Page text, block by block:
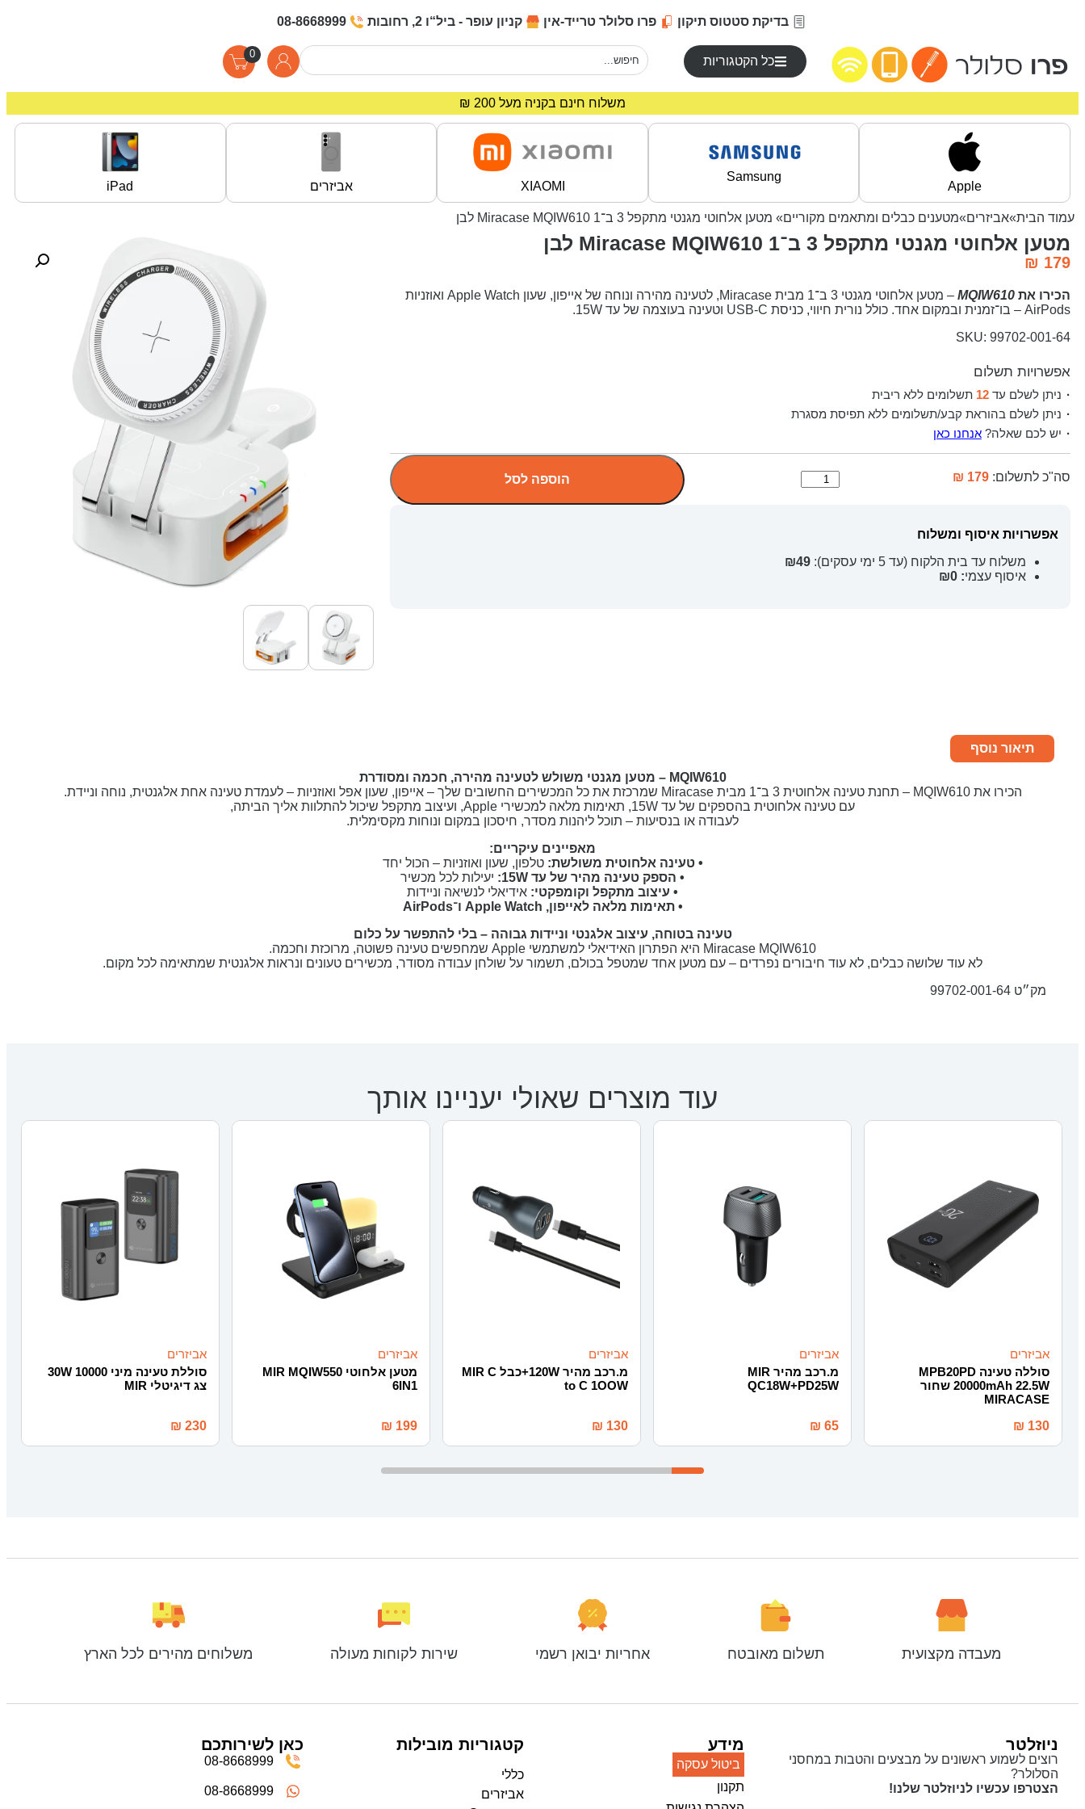
בדיקת סטטוס תיקון פרו סלולר טרייד-אין קניון עופר - ביל“ו 2, רחובות 08-8668999
כל הקטגוריות
0
משלוח חינם בקניה מעל 200 ₪
מחירים מיוחדים לרוכשים באתר!
Apple
Samsung
XIAOMI אביזרים iPad
עמוד הבית»אביזרים»מטענים כבלים ומתאמים מקוריים» מטען אלחוטי מגנטי מתקפל 3 ב־1 Miracase MQIW610 לבן
מטען אלחוטי מגנטי מתקפל 3 ב־1 Miracase MQIW610 לבן
₪ 179
הכירו את MQIW610
– מטען אלחוטי מגנטי 3 ב־1 מבית Miracase, לטעינה מהירה ונוחה של אייפון, שעון Apple Watch ואוזניות
AirPods – בו־זמנית ובמקום אחד. כולל נורית חיווי, כניסת USB-C וטעינה בעוצמה של עד 15W.
SKU: 99702-001-64
אפשרויות תשלום
ניתן לשלם עד12 תשלומים ללא ריבית
ניתן לשלם בהוראת קבע/תשלומים ללא תפיסת מסגרת
יש לכם שאלה?אנחנו כאן
סה"כ לתשלום: 179 ₪ הוספה לסל
אפשרויות איסוף ומשלוח
משלוח עד בית הלקוח (עד 5 ימי עסקים):
איסוף עצמי: ₪0
תיאור נוסף
MQIW610 – מטען מגנטי משולש לטעינה מהירה, חכמה ומסודרת
הכירו את MQIW610 – תחנת טעינה אלחוטית 3 ב־1 מבית Miracase שמרכזת את כל המכשירים החשובים שלך – אייפון, שעון אפל ואוזניות – לעמדת טעינה אחת אלגנטית, נוחה וניידת.
עם טעינה אלחוטית בהספקים של עד 15W, תאימות מלאה למכשירי Apple, ועיצוב מתקפל שיכול להתלוות אליך הביתה,
לעבודה או בנסיעות – תוכל ליהנות מסדר, חיסכון במקום ונוחות מקסימלית.
מאפיינים עיקריים:
• טעינה אלחוטית משולשת: טלפון, שעון ואוזניות – הכול יחד
• הספק טעינה מהיר של עד 15W:
יעילות לכל מכשיר
• עיצוב מתקפל וקומפקטי: אידיאלי לנשיאה וניידות
• תאימות מלאה לאייפון, Apple Watch ו־AirPods
טעינה בטוחה, עיצוב אלגנטי וניידות גבוהה – בלי להתפשר על כלום
Miracase MQIW610 היא הפתרון האידיאלי למשתמשי Apple שמחפשים טעינה פשוטה, מרוכזת וחכמה.
לא עוד שלושה כבלים, לא עוד חיבורים נפרדים – עם מטען אחד שמטפל בכולם, תשמור על שולחן עבודה מסודר, מכשירים טעונים ונראות אלגנטית שמתאימה לכל מקום.
מק״ט 99702-001-64
עוד מוצרים שאולי יעניינו אותך
אביזרים
סוללה טעינה MPB20PD
20000mAh 22.5W שחור
MIRACASE
₪ 130
אביזרים
מ.רכב מהיר MIR
QC18W+PD25W
₪ 65
אביזרים
מ.רכב מהיר 120W+כבל MIR C
to C 1OOW
₪ 130
אביזרים
מטען אלחוטי MIR MQIW550
6IN1
₪ 199
אביזרים
סוללת טעינה מיני 10000 30W
צג דיגיטלי MIR
₪ 230
מעבדה מקצועית תשלום מאובטח אחריות יבואן רשמי שירות לקוחות מעולה משלוחים מהירים לכל הארץ
ניוזלטר
רוצים לשמוע ראשונים על מבצעים והטבות במחסני
הסלולר?
הצטרפו עכשיו לניוזלטר שלנו!
מידע
ביטול עסקה
תקנון
קטגוריות מובילות
כללי
אביזרים
כאן לשירותכם
08-8668999
08-8668999